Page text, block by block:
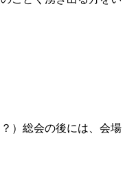
）総会の後には、会場